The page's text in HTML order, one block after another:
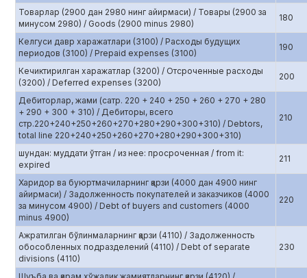
Товарлар (2900 дан 2980 нинг айирмаси) / Товары (2900 за
минусом 2980) / Goods (2900 minus 2980)
180
Келгуси давр харажатлари (3100) / Расходы будущих
периодов (3100) / Prepaid expenses (3100)
190
Кечиктирилган харажатлар (3200) / Отсроченные расходы
(3200) / Deferred expenses (3200)
200
Дебиторлар, жами (сатр. 220 + 240 + 250 + 260 + 270 + 280
+ 290 + 300 + 310) / Дебиторы, всего
стр.220+240+250+260+270+280+290+300+310) / Debtors,
total line 220+240+250+260+270+280+290+300+310)
210
шундан: муддати ўтган / из нее: просроченная / from it:
expired
211
Харидор ва буюртмачиларнинг қарзи (4000 дан 4900 нинг
айирмаси) / Задолженность покупателей и заказчиков (4000
за минусом 4900) / Debt of buyers and customers (4000
minus 4900)
220
Ажратилган бўлинмаларнинг қарзи (4110) / Задолженность
обособленных подразделений (4110) / Debt of separate
divisions (4110)
230